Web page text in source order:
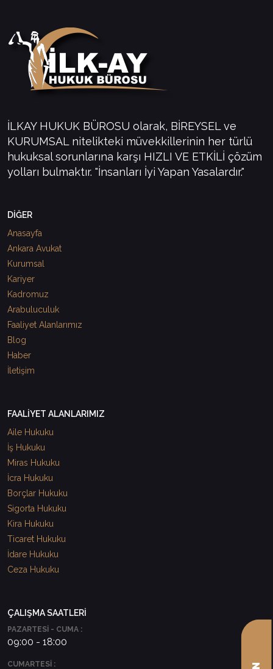
İLKAY HUKUK BÜROSU olarak, BİREYSEL ve
KURUMSAL nitelikteki müvekkillerinin her türlü
hukuksal sorunlarına karşı HIZLI VE ETKİLİ çözüm
yolları bulmaktır. "İnsanları İyi Yapan Yasalardır."
DİĞER
Anasayfa
Ankara Avukat
Kurumsal
Kariyer
Kadromuz
Arabuluculuk
Faaliyet Alanlarımız
Blog
Haber
İletişim
FAALİYET ALANLARIMIZ
Aile Hukuku
İş Hukuku
Miras Hukuku
İcra Hukuku
Borçlar Hukuku
Sigorta Hukuku
Kira Hukuku
Ticaret Hukuku
İdare Hukuku
Ceza Hukuku
ÇALIŞMA SAATLERİ
PAZARTESİ - CUMA :
09:00 - 18:00
CUMARTESİ :